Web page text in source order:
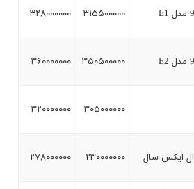
۳۱۵۵۰۰۰۰۰ ۳۲۸۰۰۰۰۰۰
۳۵۰۵۰۰۰۰۰ ۳۶۰۰۰۰۰۰۰
۳۰۵۰۰۰۰۰۰ ۳۲۰۰۰۰۰۰۰
ايکس سال ۲۳۰۰۰۰۰۰۰ ۲۷۸۰۰۰۰۰۰